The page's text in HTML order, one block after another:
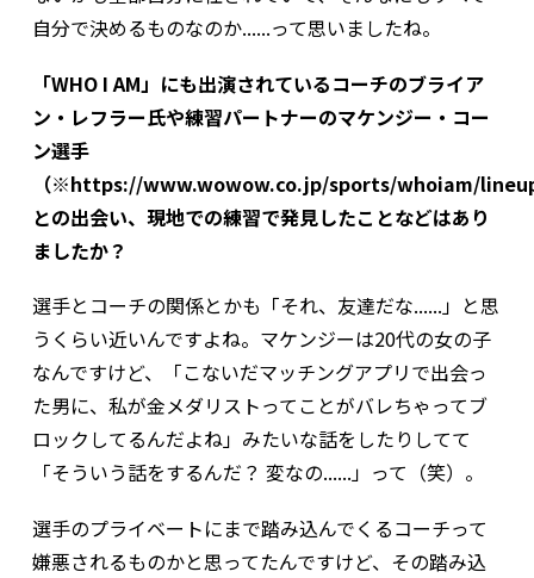
自分で決めるものなのか......って思いましたね。
「WHO I AM」にも出演されているコーチのブライア
ン・レフラー氏や練習パートナーのマケンジー・コー
ン選手
（※https://www.wowow.co.jp/sports/whoiam/
との出会い、現地での練習で発見したことなどはあり
ましたか？
選手とコーチの関係とかも「それ、友達だな......」と思
うくらい近いんですよね。マケンジーは20代の女の子
なんですけど、「こないだマッチングアプリで出会っ
た男に、私が金メダリストってことがバレちゃってブ
ロックしてるんだよね」みたいな話をしたりしてて
「そういう話をするんだ？ 変なの......」って（笑）。
選手のプライベートにまで踏み込んでくるコーチって
嫌悪されるものかと思ってたんですけど、その踏み込